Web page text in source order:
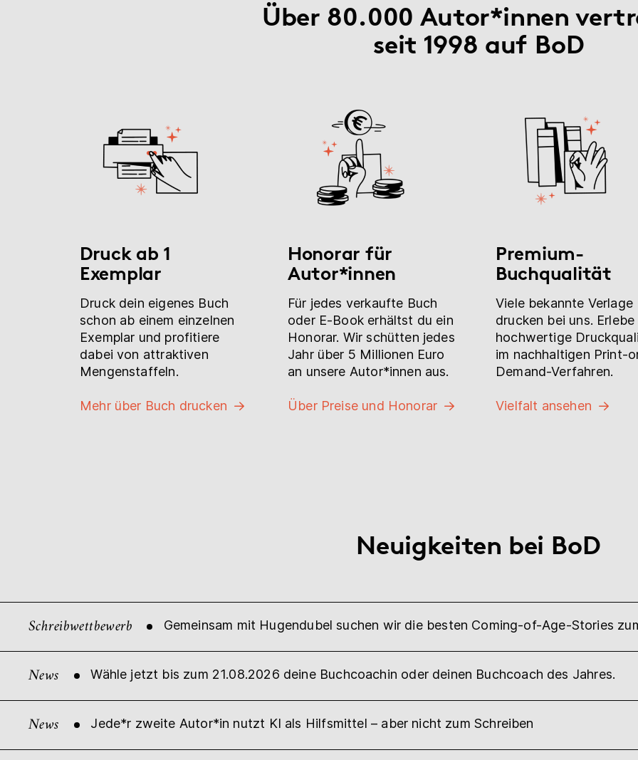
Über 80.000 Autor*innen
seit 1998 auf BoD
Druck ab 1
Exemplar
Druck dein eigenes Buch
schon ab einem einzelnen
Exemplar und profitiere
dabei von attraktiven
Mengenstaffeln.
Mehr über Buch drucken
Honorar für
Autor*innen
Für jedes verkaufte Buch
oder E-Book erhältst du ein
Honorar. Wir schütten jedes
Jahr über 5 Millionen Euro
an unsere Autor*innen aus.
Über Preise und Honorar
Premium-
Buchqualität
Viele bekannte Verlage
drucken bei uns. Erlebe
hochwertige
im nachhaltigen Print-
Demand-Verfahren.
Vielfalt ansehen
Neuigkeiten bei BoD
Schreibwettbewerb Gemeinsam mit Hugendubel suchen wir die besten Coming-of-Age-Stories
News Wähle jetzt bis zum 21.08.2026 deine Buchcoachin oder deinen Buchcoach des Jahres.
News Jede*r zweite Autor*in nutzt KI als Hilfsmittel – aber nicht zum Schreiben